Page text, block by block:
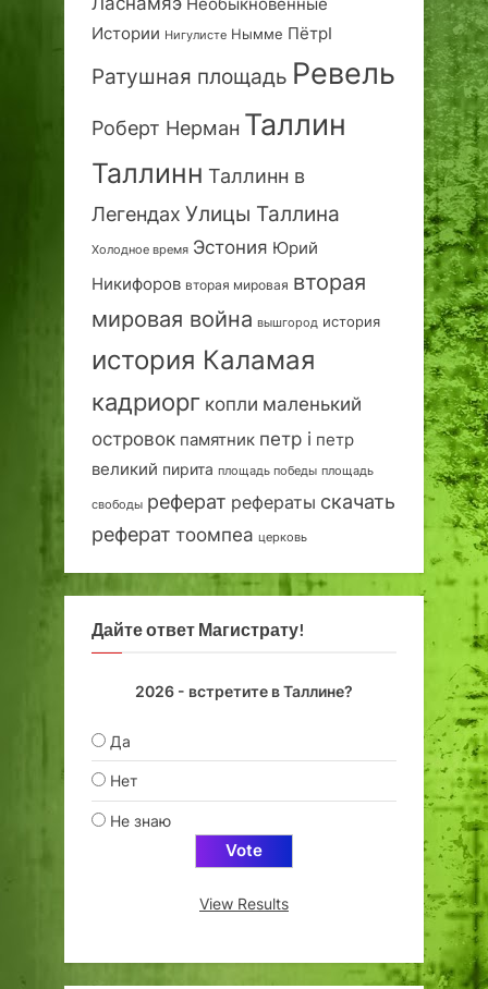
Истории Нигулисте Нымме ПётрI
Ратушная площадь Ревель
Роберт Нерман Таллин
Таллинн Таллинн в
Легендах Улицы Таллина
Холодное время Эстония Юрий
Никифоров вторая мировая вторая
мировая война вышгород история
история Каламая
кадриорг копли маленький
островок памятник петр i петр
великий пирита площадь победы площадь
свободы реферат рефераты скачать
реферат тоомпеа церковь
Дайте ответ Магистрату!
2026 - встретите в Таллине?
Да
Нет
Не знаю
View Results